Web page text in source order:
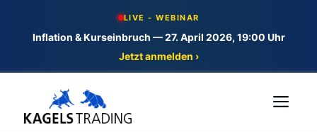
LIVE - WEBINAR
Inflation & Kurseinbruch — 27. April 2026, 19:00 Uhr
Jetzt anmelden ›